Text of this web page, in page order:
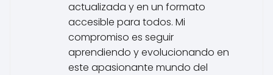
actualizada y en un formato
accesible para todos. Mi
compromiso es seguir
aprendiendo y evolucionando en
este apasionante mundo del